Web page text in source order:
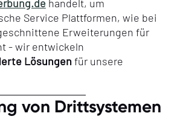
handelt, um
Service Plattformen, wie bei
Erweiterungen für
- wir entwickeln
Lösungenfür unsere
von Drittsystemen